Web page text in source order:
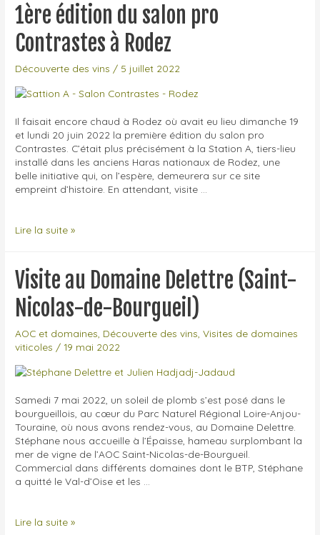
2022
1ère édition du salon pro
Contrastes à Rodez
Découverte des vins / 5 juillet 2022
Il faisait encore chaud à Rodez où avait eu lieu dimanche 19
et lundi 20 juin 2022 la première édition du salon pro
Contrastes. C’était plus précisément à la Station A, tiers-lieu
installé dans les anciens Haras nationaux de Rodez, une
belle initiative qui, on l’espère, demeurera sur ce site
empreint d’histoire. En attendant, visite …
1ère
salon
pro
Contrastes
à
Lire la suite »
Visite au Domaine Delettre (Saint-
Nicolas-de-Bourgueil)
AOC et domaines Découverte des vins ,Visites de domaines
viticoles /19 mai 2022
Samedi 7 mai 2022, un soleil de plomb s’est posé dans le
bourgueillois, au cœur du Parc Naturel Régional Loire-Anjou-
Touraine, où nous avons rendez-vous, au Domaine Delettre.
Stéphane nous accueille à l’Épaisse, hameau surplombant la
mer de vigne de l’AOC Saint-Nicolas-de-Bourgueil.
Commercial dans différents domaines dont le BTP, Stéphane
a quitté le Val-d’Oise et les …
Visite
Lire la suite »